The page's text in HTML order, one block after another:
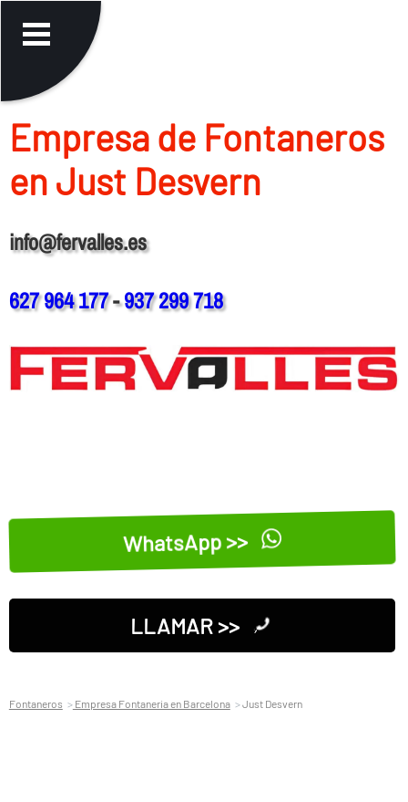
Empresa de Fontaneros
en Just Desvern
info@fervalles.es
627 964 177-937 299 718
WhatsApp >>
LLAMAR >>
Fontaneros Empresa Fontaneria en Barcelona Just Desvern